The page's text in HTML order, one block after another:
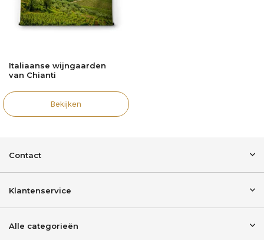
Italiaanse wijngaarden
van Chianti
Bekijken
Contact
Klantenservice
Alle categorieën